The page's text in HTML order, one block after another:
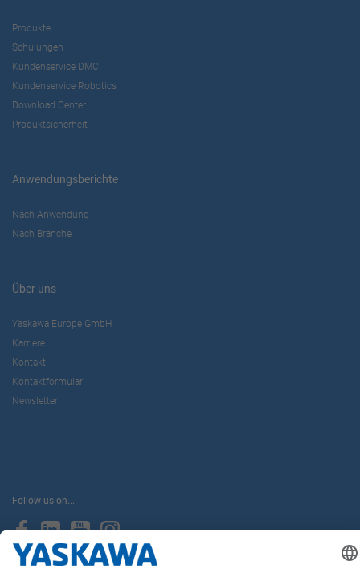
Produkte
Schulungen
Kundenservice DMC
Kundenservice Robotics
Download Center
Produktsicherheit
Anwendungsberichte
Nach Anwendung
Nach Branche
Über uns
Yaskawa Europe GmbH
Karriere
Kontakt
Kontaktformular
Newsletter
Follow us on...